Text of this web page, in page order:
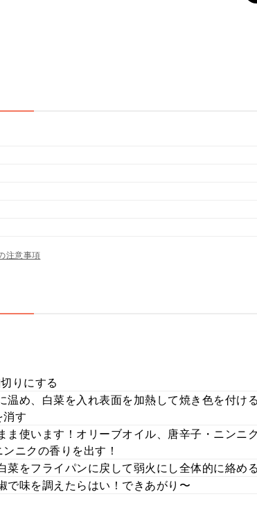
注意事項
りにする
め、白菜を入れ表面を加熱して焼き色を付け
消す
使います！オリーブオイル、唐辛子・ニンニ
ニクの香りを出す！
をフライパンに戻して弱火にし全体的に絡める
味を調えたらはい！できあがり〜